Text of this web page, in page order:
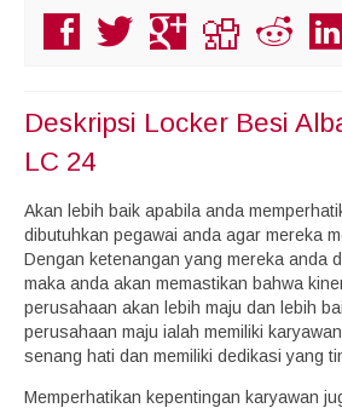
Deskripsi Locker Besi
LC 24
Akan lebih baik apabila anda
dibutuhkan pegawai anda agar mereka
Dengan ketenangan yang mereka anda
maka anda akan memastikan bahwa
perusahaan akan lebih maju dan lebih
perusahaan maju ialah memiliki
senang hati dan memiliki dedikasi yang
Memperhatikan kepentingan karyawan